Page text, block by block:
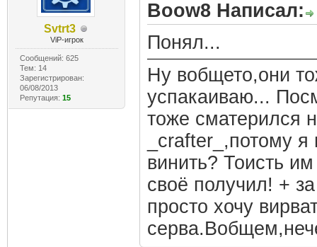
Svtrt3
ViP-игрок
Сообщений: 625
Тем: 14
Зарегистрирован:
06/08/2013
Репутация: 15
Boow8 Написал:
Понял...
Ну вобщето,они
успакаиваю...
тоже сматерился
_crafter_,потому
винить? Тоисть
своё получил! +
просто хочу